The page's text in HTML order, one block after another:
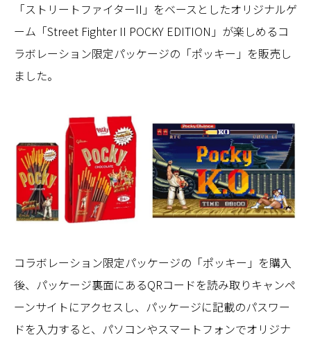
「ストリートファイターII」をベースとしたオリジナルゲ
ーム「Street Fighter II POCKY EDITION」が楽しめるコ
ラボレーション限定パッケージの「ポッキー」を販売し
ました。
コラボレーション限定パッケージの「ポッキー」を購入
後、パッケージ裏面にあるQRコードを読み取りキャンペ
ーンサイトにアクセスし、パッケージに記載のパスワー
ドを入力すると、パソコンやスマートフォンでオリジナ